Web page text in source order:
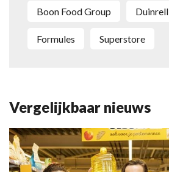
Boon Food Group Duinrell
Formules Superstore
Vergelijkbaar nieuws